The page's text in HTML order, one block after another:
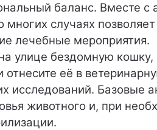
баланс. Вместе
многих случаях
лечебные мероприятия.
улице бездомную кошку,
отнесите её в
исследований. Базовые
животного и, при